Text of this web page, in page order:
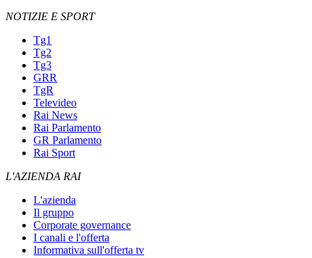
NOTIZIE E SPORT
Tg1
Tg2
Tg3
GRR
TgR
Televideo
Rai News
Rai Parlamento
GR Parlamento
Rai Sport
L'AZIENDA RAI
L'azienda
Il gruppo
Corporate governance
I canali e l'offerta
Informativa sull'offerta tv